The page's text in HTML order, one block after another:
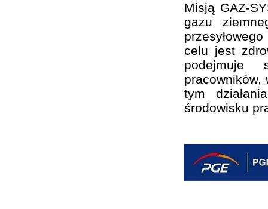
Misją GAZ-
gazu
celu jest
podejmuje
pracowników,
tym
środowisku